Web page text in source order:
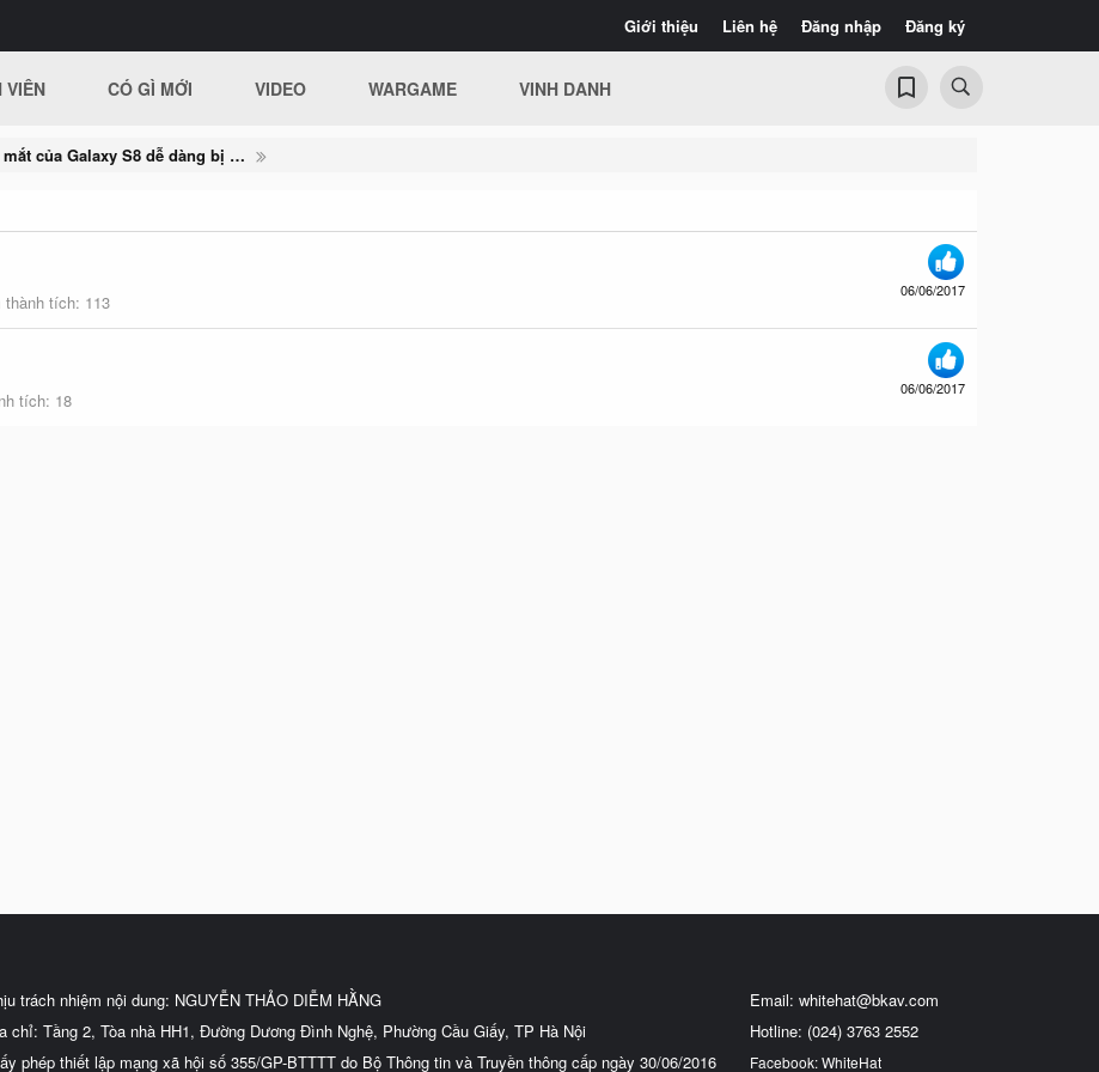
Giới thiệu Liên hệ Đăng nhập Đăng ký
VIÊN CÓ GÌ MỚI VIDEO WARGAME VINH DANH
Bảo mật mống mắt của Galaxy S8 dễ dàng bị hack bằng... hồ dán giấy
06/06/2017
thành tích 113
06/06/2017
tích 18
trách nhiệm nội dung: NGUYỄN THẢO DIỄM HẰNG
chỉ: Tầng 2, Tòa nhà HH1, Đường Dương Đình Nghệ, Phường Cầu Giấy, TP Hà Nội
phép thiết lập mạng xã hội số 355/GP-BTTTT do Bộ Thông tin và Truyền thông cấp ngày 30/06/2016
Email: whitehat@bkav.com
Hotline: (024) 3763 2552
Facebook: WhiteHat